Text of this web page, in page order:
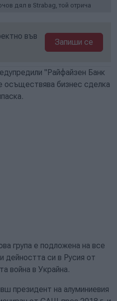
дял в Strabag, той отрича
във
Запиши се
"Райфайзен Банк
бизнес сделка
група е подложена на все
дейността си в Русия от
война в Украйна.
президент на алуминиевия